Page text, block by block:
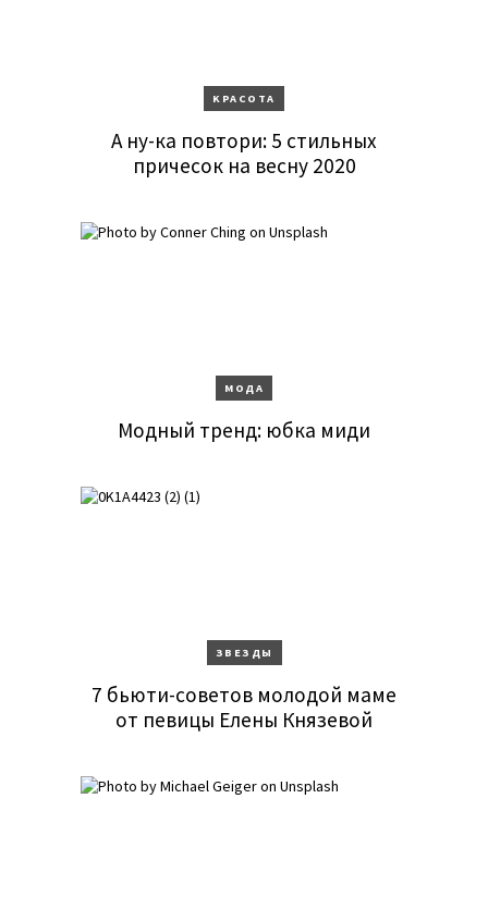
KРАСОТА
А ну-ка повтори: 5 стильных
причесок на весну 2020
МОДА
Модный тренд: юбка миди
ЗВЕЗДЫ
7 бьюти-советов молодой маме
от певицы Елены Князевой